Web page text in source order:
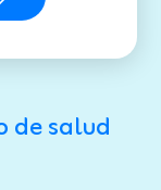
de salud